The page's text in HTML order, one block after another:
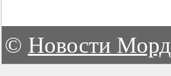
© Новости